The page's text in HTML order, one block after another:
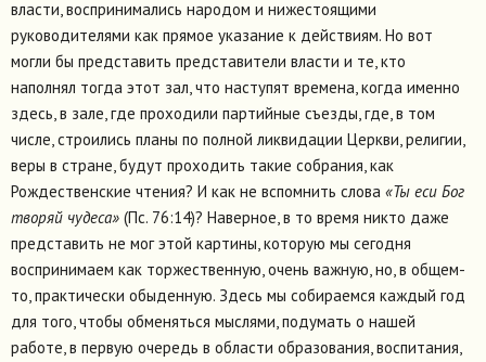
власти, воспринимались народом и нижестоящими
руководителями как прямое указание к действиям. Но вот
могли бы представить представители власти и те, кто
наполнял тогда этот зал, что наступят времена, когда именно
здесь, в зале, где проходили партийные съезды, где, в том
числе, строились планы по полной ликвидации Церкви, религии,
веры в стране, будут проходить такие собрания, как
Рождественские чтения? И как не вспомнить слова «Ты еси Бог
творяй чудеса» (Пс. 76:14)? Наверное, в то время никто даже
представить не мог этой картины, которую мы сегодня
воспринимаем как торжественную, очень важную, но, в общем-
то, практически обыденную. Здесь мы собираемся каждый год
для того, чтобы обменяться мыслями, подумать о нашей
работе, в первую очередь в области образования, воспитания,